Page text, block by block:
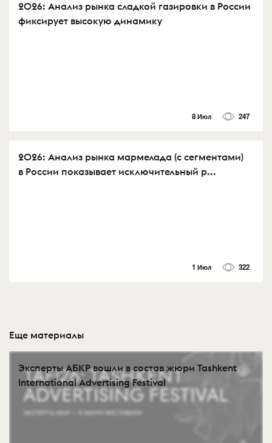
2026: Анализ рынка сладкой газировки в России
фиксирует высокую динамику
8 Июл 247
2026: Анализ рынка мармелада (с сегментами)
в России показывает исключительный р...
1 Июл 322
Еще материалы
Эксперты АБКР вошли в состав жюри Tashkent
International Advertising Festival